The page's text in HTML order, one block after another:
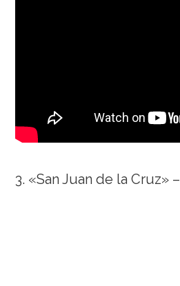
3. «San Juan de la Cruz» –